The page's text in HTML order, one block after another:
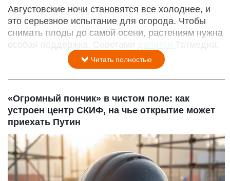
Августовские ночи становятся все холоднее, и
это серьезное испытание для огорода. Чтобы
снимать плоды до самой осени, растениям нужна
особая поддержка. Советами
Татмедиа.
Читать полностью
«Огромный пончик» в чистом поле: как
устроен центр СКИФ, на чье открытие может
приехать Путин